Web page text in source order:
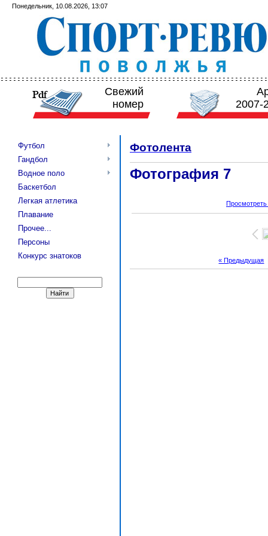
Понедельник, 10.08.2026, 13:07
Свежий
номер
2007-
Футбол
Гандбол
Водное поло
Баскетбол
Легкая атлетика
Плавание
Прочее...
Персоны
Конкурс знатоков
Фотолента
Фотография 7
« Предыдущая